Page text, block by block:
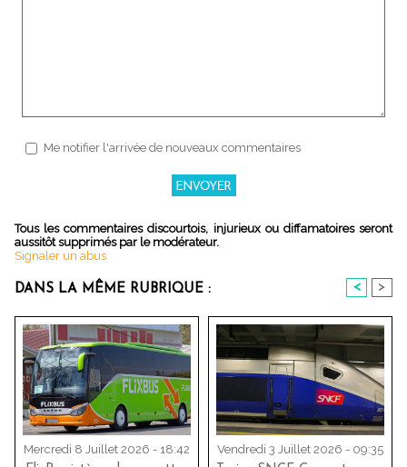
Me notifier l'arrivée de nouveaux commentaires
Tous les commentaires discourtois, injurieux ou diffamatoires seront
aussitôt supprimés par le modérateur.
Signaler un abus
DANS LA MÊME RUBRIQUE : < >
Mercredi 8 Juillet 2026 - 18:42
Vendredi 3 Juillet 2026 - 09:35